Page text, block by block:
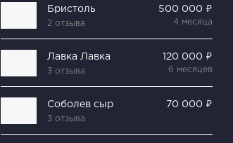
Бристоль
2 отзыва
500 000 ₽
4 месяца
Лавка Лавка
3 отзыва
120 000 ₽
6 месяцев
Соболев сыр
3 отзыва
70 000 ₽